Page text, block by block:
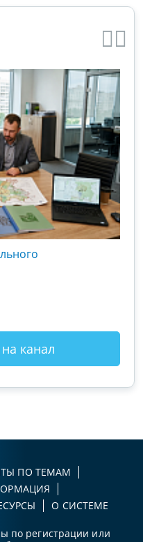
канал
ПО ТЕМАМ
О СИСТЕМЕ
по регистрации или